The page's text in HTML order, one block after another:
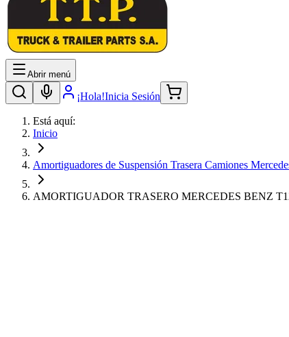
Abrir menú
¡Hola!Inicia Sesión
Está aquí:
Inicio
Amortiguadores de Suspensión Trasera Camiones
AMORTIGUADOR TRASERO MERCEDES BENZ